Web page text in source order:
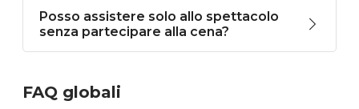
Posso assistere solo allo spettacolo
senza partecipare alla cena?
FAQ globali